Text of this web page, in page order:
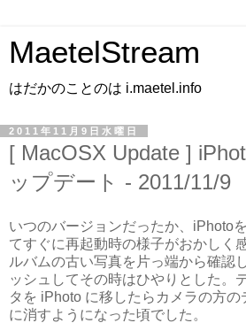
MaetelStream
はだかのことのは i.maetel.info
2011年11月9日水曜日
[ MacOSX Update ]
ップデート - 2011/11/9
いつのバージョンだったか、iPhoto
てすぐに再起動時の様子がおかしく
ルバムの古い写真を片っ端から確認
ッシュしてその時はひやりとした。
タを iPhoto に移したらカメラの方の
に消すようになった頃でした。